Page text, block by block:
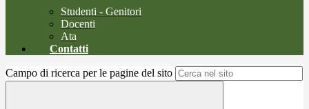
Studenti - Genitori
Docenti
Ata
Contatti
Campo di ricerca per le pagine del sito